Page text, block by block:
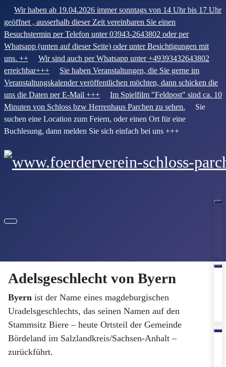
Wir haben ab 19.04.2026 immer sonntags von 14 Uhr bis 17 Uhr
geöffnet , ausserhalb dieser Zeit vereinbaren Sie einen
Besuchstermin per Telefon unter 03943-2643802 oder per
Whatsapp (unten auf dieser Seite) oder unter Besichtigungen mit
uns. ++
Wir sind auch per Whatsapp unter +49393432643802
erreichbar+++
Sie haben Veranstaltungen, die Sie gerne im
Veranstaltungskalender veröffentlichen möchten, dann schicken die
uns die Daten per E-Mail +++
Im Spielfilm "Feldpost" sind ca. 10
Minuten von Schloss bzw Herrenhaus Parchen zu sehen. Sie
suchen eine Location zum Feiern, oder einen Ort für eine
Buchlesung, dann melden Sie sich einfach bei uns +++
Adelsgeschlecht von Byern
Byern ist der Name eines magdeburgischen
Uradelsgeschlechts, das seinen Namen auf den
Stammsitz Biere – heute Ortsteil der Gemeinde
Bördeland im Salzlandkreis/Sachsen-Anhalt –
zurückführt.